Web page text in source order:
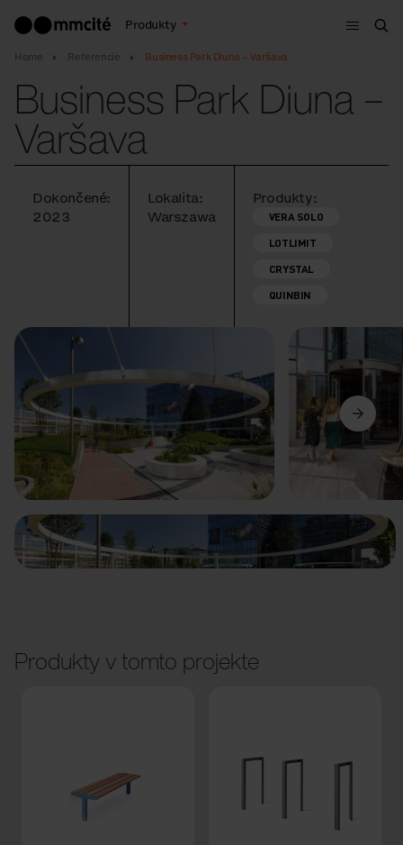
Produkty
Menu
Home Referencie Business Park Diuna – Varšava
Business Park Diuna –
Varšava
Dokončené:
2023
Lokalita:
Warszawa
Produkty:
VERA SOLO
LOTLIMIT
CRYSTAL
QUINBIN
Predchádzajúci Ďalší
Produkty v tomto projekte